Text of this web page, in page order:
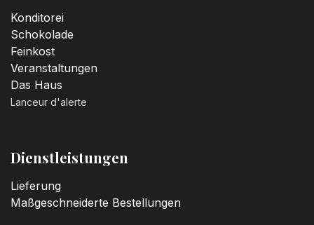
Konditorei
Schokolade
Feinkost
Veranstaltungen
Das Haus
Lanceur d'alerte
Dienstleistungen
Lieferung
Maßgeschneiderte Bestellungen